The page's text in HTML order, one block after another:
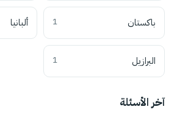
باكستان 1 ألبانيا
البرازيل 1
آخر الأسئلة